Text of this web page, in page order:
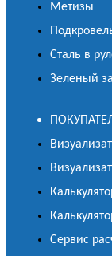
Метизы
Сталь в
Зеленый
Сервис